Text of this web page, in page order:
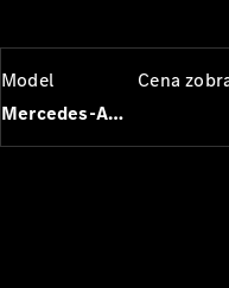
Plug-in
Sedany
Model
Mercedes-AMG Trieda E sedan
Cena